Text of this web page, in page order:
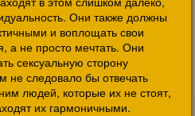
Они также должны
и воплощать свои
а не просто мечтать. Они
сексуальную сторону
не следовало бы отвечать
людей, которые их не стоят,
их гармоничными.